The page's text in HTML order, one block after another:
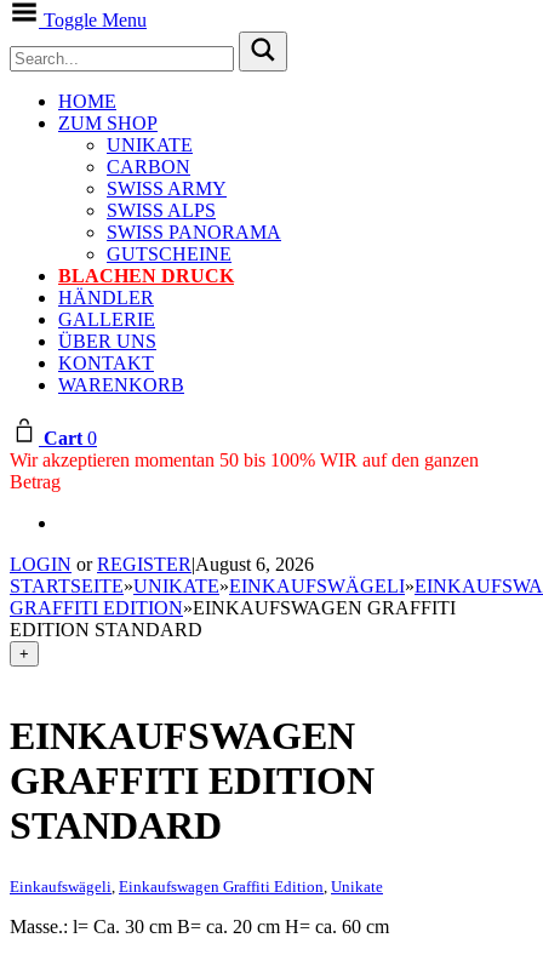
Toggle Menu
HOME
ZUM SHOP
UNIKATE
CARBON
SWISS ARMY
SWISS ALPS
SWISS PANORAMA
GUTSCHEINE
BLACHEN DRUCK
HÄNDLER
GALLERIE
ÜBER UNS
KONTAKT
WARENKORB
Cart 0
Wir akzeptieren momentan 50 bis 100% WIR auf den ganzen
Betrag
LOGIN orREGISTER|August 6, 2026
STARTSEITE»UNIKATE»EINKAUFSWÄGELI»
GRAFFITI EDITION»EINKAUFSWAGEN GRAFFITI
EDITION STANDARD
+
EINKAUFSWAGEN
GRAFFITI EDITION
STANDARD
Einkaufswägeli Einkaufswagen Graffiti Edition Unikate
Masse.: l= Ca. 30 cm B= ca. 20 cm H= ca. 60 cm